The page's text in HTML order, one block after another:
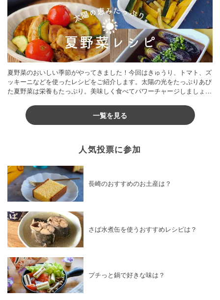
夏野菜のおいしい季節がやってきました！今回はきゅうり、トマト、ズ
ッキーニなどを使ったレシピをご紹介します。太陽の光をたっぷりあび
た夏野菜は栄養もたっぷり。美味しく食べてパワーチャージしましょう
一覧を見る
人気投票に参加
長崎のおすすめのお土産は？
さば水煮缶を使うおすすめレシピは？
プチっと鍋で好きな味は？